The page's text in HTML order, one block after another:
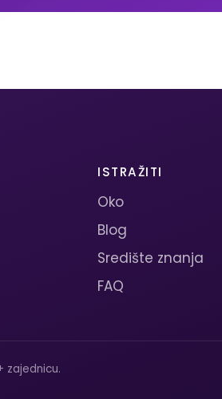
ISTRAŽITI
Oko
Blog
Središte znanja
FAQ
zajednicu.